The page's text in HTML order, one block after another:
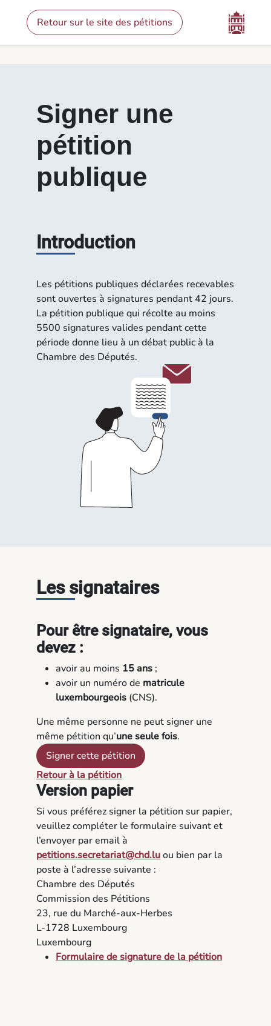
Signer une pétition - Pétitions
Retour sur le site des pétitions
Signer une
pétition
publique
Introduction
Les pétitions publiques déclarées recevables
sont ouvertes à signatures pendant 42 jours.
La pétition publique qui récolte au moins
5500 signatures valides pendant cette
période donne lieu à un débat public à la
Chambre des Députés.
Les signataires
Pour être signataire, vous
devez :
avoir au moins 15 ans ;
avoir un numéro de matricule
luxembourgeois (CNS).
Une même personne ne peut signer une
même pétition qu’une seule fois.
Signer cette pétition
Retour à la pétition
Version papier
Si vous préférez signer la pétition sur papier,
veuillez compléter le formulaire suivant et
l’envoyer par email à
petitions.secretariat@chd.luou bien par la
poste à l’adresse suivante :
Chambre des Députés
Commission des Pétitions
23, rue du Marché-aux-Herbes
L-1728 Luxembourg
Luxembourg
Formulaire de signature de la pétition